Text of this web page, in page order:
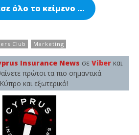
όλο το κείμενο …
Club Marketing
Insurance News σε Viber και
πρώτοι τα πιο σημαντικά
και εξωτερικό!